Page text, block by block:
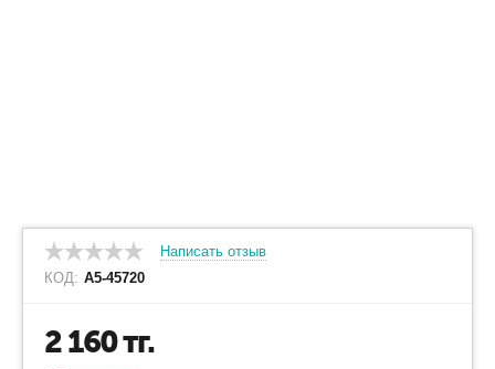
Написать отзыв
КОД: A5-45720
2 160тг.